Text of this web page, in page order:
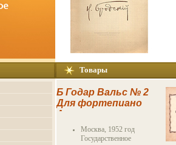
Товары
Б Годар Вальс № 2
Для фортепиано
Антикварное
издание
Сохранность:
Москва, 1952 год
Государственное